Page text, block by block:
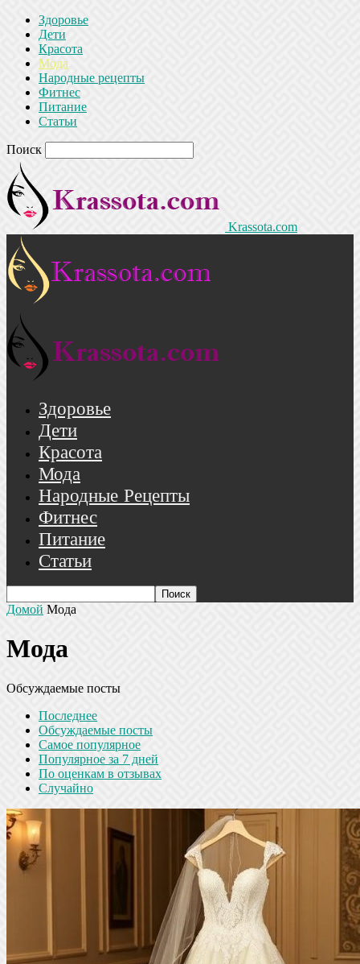
Здоровье
Дети
Красота
Мода
Народные рецепты
Фитнес
Питание
Статьи
Поиск
Krassota.com
Здоровье
Дети
Красота
Мода
Народные Рецепты
Фитнес
Питание
Статьи
Домой Мода
Мода
Обсуждаемые посты
Последнее
Обсуждаемые посты
Самое популярное
Популярное за 7 дней
По оценкам в отзывах
Случайно